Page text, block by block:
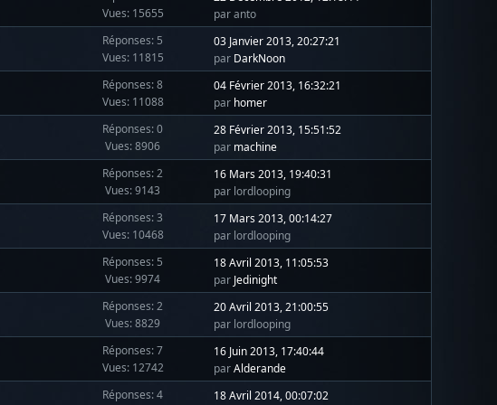
Vues: 15655
par anto
Réponses: 5
Vues: 11815
03 Janvier 2013, 20:27:21
par DarkNoon
Réponses: 8
Vues: 11088
04 Février 2013, 16:32:21
par homer
Réponses: 0
Vues: 8906
28 Février 2013, 15:51:52
par machine
Réponses: 2
Vues: 9143
16 Mars 2013, 19:40:31
par lordlooping
Réponses: 3
Vues: 10468
17 Mars 2013, 00:14:27
par lordlooping
Réponses: 5
Vues: 9974
18 Avril 2013, 11:05:53
par Jedinight
Réponses: 2
Vues: 8829
20 Avril 2013, 21:00:55
par lordlooping
Réponses: 7
Vues: 12742
16 Juin 2013, 17:40:44
parAlderande
Réponses: 4
18 Avril 2014, 00:07:02